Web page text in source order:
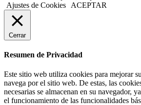
Ajustes de Cookies
ACEPTAR
Cerrar
Resumen de Privacidad
Este sitio web utiliza cookies para mejorar
navega por el sitio web. De estas, las
necesarias se almacenan en su navegador,
el funcionamiento de las funcionalidades